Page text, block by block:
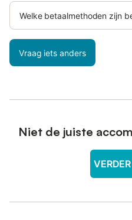
Welke betaalmethoden zijn
Vraag iets anders
Niet de juiste